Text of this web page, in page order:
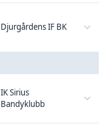
Djurgårdens IF BK
IK Sirius
Bandyklubb